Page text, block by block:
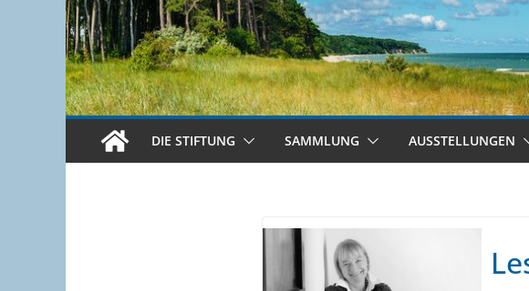
DIE STIFTUNG SAMMLUNG AUSSTELLUNGEN